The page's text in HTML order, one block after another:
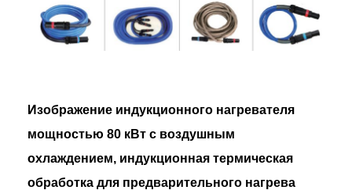
Изображение индукционного нагревателя
мощностью 80 кВт с воздушным
охлаждением, индукционная термическая
обработка для предварительного нагрева